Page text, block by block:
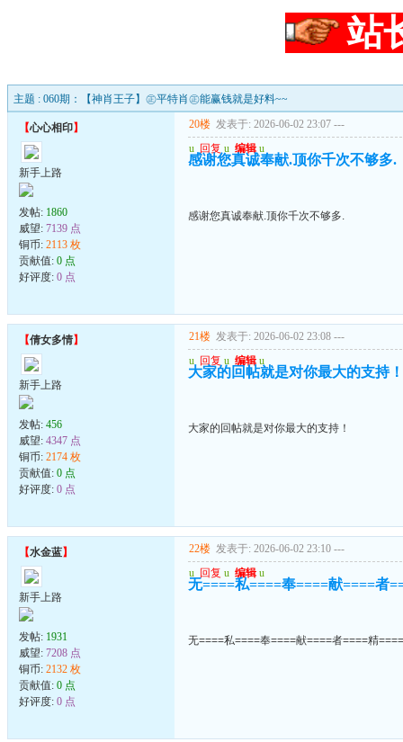
站
主题 : 060期：【神肖王子】㊣平特肖㊣能赢钱就是好料~~
【心心相印】
新手上路
发帖: 1860
威望: 7139 点
铜币: 2113 枚
贡献值: 0 点
好评度: 0 点
20楼 发表于: 2026-06-02 23:07 ---
u 回复 u 编辑 u
感谢您真诚奉献.顶你千次不够多.
感谢您真诚奉献.顶你千次不够多.
【倩女多情】
新手上路
发帖: 456
威望: 4347 点
铜币: 2174 枚
贡献值: 0 点
好评度: 0 点
21楼 发表于: 2026-06-02 23:08 ---
u 回复 u 编辑 u
大家的回帖就是对你最大的支持！
大家的回帖就是对你最大的支持！
【水金蓝】
新手上路
发帖: 1931
威望: 7208 点
铜币: 2132 枚
贡献值: 0 点
好评度: 0 点
22楼 发表于: 2026-06-02 23:10 ---
u 回复 u 编辑 u
无====私====奉====献====者
无====私====奉====献====者====精